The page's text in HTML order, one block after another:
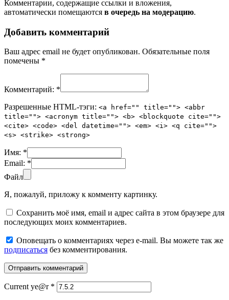
Комментарии, содержащие ссылки и вложения,
автоматически помещаются в очередь на модерацию.
Добавить комментарий
Ваш адрес email не будет опубликован. Обязательные поля
помечены *
Комментарий: *
Разрешенные HTML-тэги: <a href="" title=""> <abbr
title=""> <acronym title=""> <b> <blockquote cite="">
<cite> <code> <del datetime=""> <em> <i> <q cite="">
<s> <strike> <strong>
Имя: *
Email: *
Файл
Я, пожалуй, приложу к комменту картинку.
Сохранить моё имя, email и адрес сайта в этом браузере для
последующих моих комментариев.
Оповещать о комментариях через e-mail. Вы можете так же
подписаться без комментирования.
Current ye@r *